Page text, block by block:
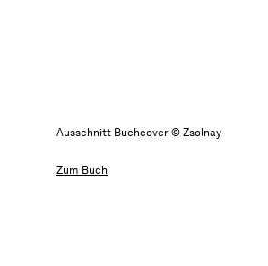
Ausschnitt Buchcover © Zsolnay
Zum Buch